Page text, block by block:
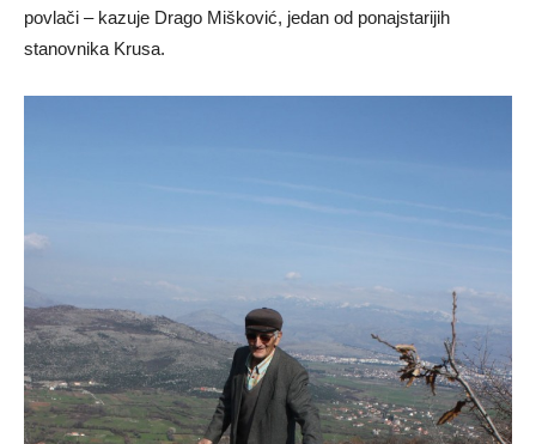
povlači – kazuje Drago Mišković, jedan od ponajstarijih
stanovnika Krusa.